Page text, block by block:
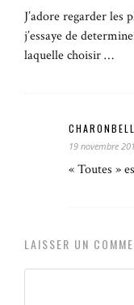
J’adore regarder les
j’essaye de
laquelle choisir …
19 novembre
« Toutes »
LAISSER UN